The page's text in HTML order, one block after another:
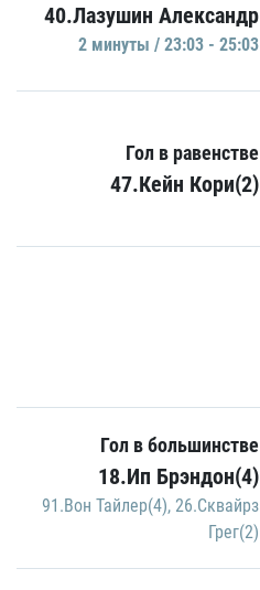
40.Лазушин Александр
2 минуты / 23:03 - 25:03
Гол в равенстве
47.Кейн Кори(2)
Гол в большинстве
18.Ип Брэндон(4)
91.Вон Тайлер(4), 26.Сквайрз
Грег(2)